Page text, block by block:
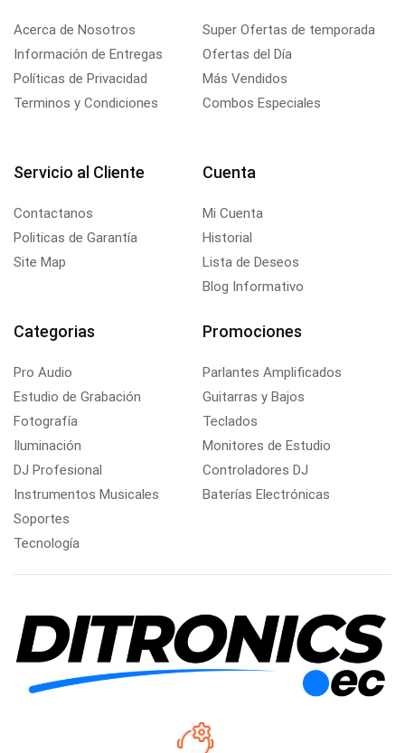
Acerca de Nosotros
Información de Entregas
Políticas de Privacidad
Terminos y Condiciones
Super Ofertas de temporada
Ofertas del Día
Más Vendidos
Combos Especiales
Servicio al Cliente
Contactanos
Politicas de Garantía
Site Map
Cuenta
Mi Cuenta
Historial
Lista de Deseos
Blog Informativo
Categorias
Pro Audio
Estudio de Grabación
Fotografía
Iluminación
DJ Profesional
Instrumentos Musicales
Soportes
Tecnología
Promociones
Parlantes Amplificados
Guitarras y Bajos
Teclados
Monitores de Estudio
Controladores DJ
Baterías Electrónicas